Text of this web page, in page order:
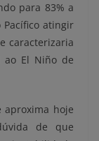
para 83% a
atingir
caracterizaria
ao El Niño de
aproxima hoje
de que